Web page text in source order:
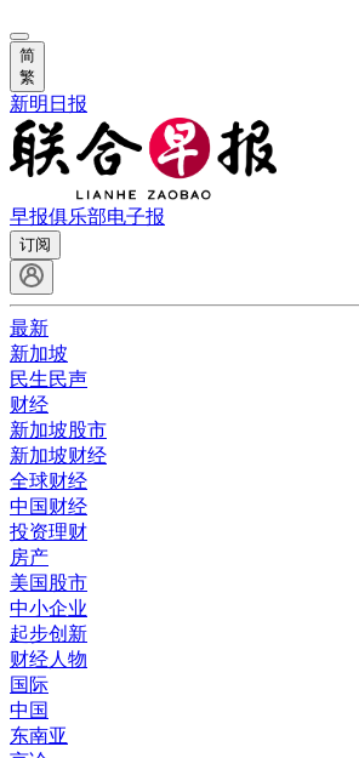
简
繁
新明日报
早报俱乐部电子报
订阅
最新
新加坡
民生民声
财经
新加坡股市
新加坡财经
全球财经
中国财经
投资理财
房产
美国股市
中小企业
起步创新
财经人物
国际
中国
东南亚